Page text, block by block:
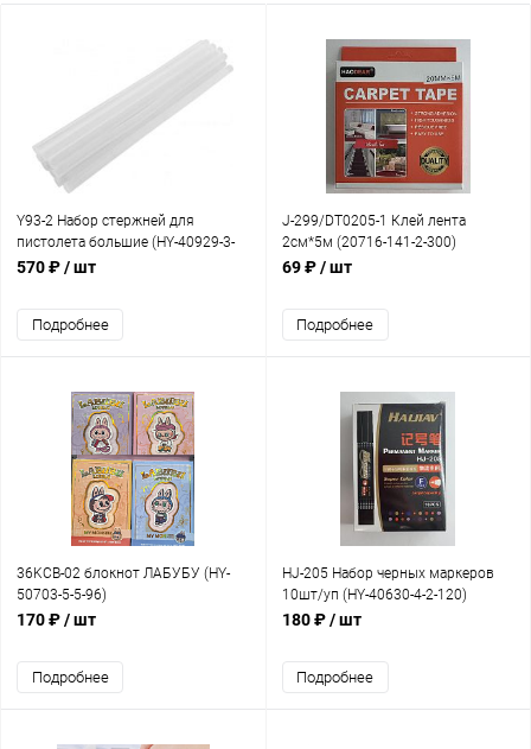
Y93-2 Набор стержней для
пистолета большие (HY-40929-3-
25)
570 ₽/ шт
Подробнее
J-299/DT0205-1 Клей лента
2см*5м (20716-141-2-300)
69 ₽/ шт
Подробнее
36KCB-02 блокнот ЛАБУБУ (HY-
50703-5-5-96)
170 ₽/ шт
Подробнее
HJ-205 Набор черных маркеров
10шт/уп (HY-40630-4-2-120)
180 ₽/ шт
Подробнее